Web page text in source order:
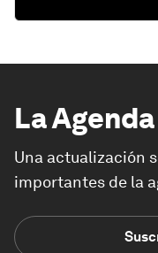
La Agenda
Una actualización
importantes de la